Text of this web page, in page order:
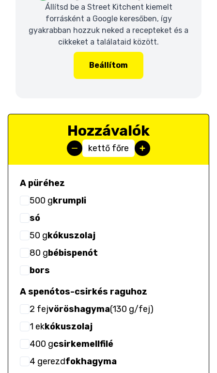
Állítsd be a Street Kitchent kiemelt
forrásként a Google keresőben, így
gyakrabban hozzuk neked a recepteket és a
cikkeket a találataid között.
Beállítom
Hozzávalók
kettő főre
A püréhez
500 gkrumpli
só
50 gkókuszolaj
80 gbébispenót
bors
A spenótos-csirkés raguhoz
2 fejvöröshagyma(130 g/fej)
1 ekkókuszolaj
400 gcsirkemellfilé
4 gerezdfokhagyma